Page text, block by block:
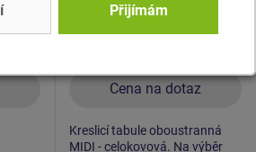
Cena na dotaz
Kreslicí tabule oboustranná
MIDI - celokovová. Na výběr
Přijímám